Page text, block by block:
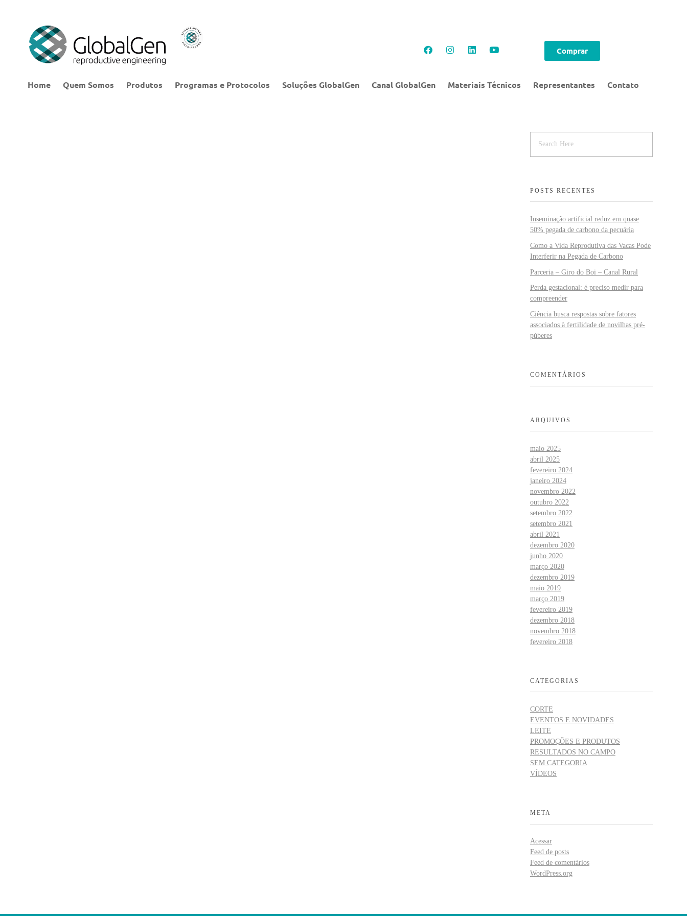
Comprar
Home Quem Somos Produtos Programas e Protocolos Soluções GlobalGen Canal GlobalGen Materiais Técnicos Representantes Contato
POSTS RECENTES
Inseminação artificial reduz em quase
50% pegada de carbono da pecuária
Como a Vida Reprodutiva das Vacas Pode
Interferir na Pegada de Carbono
Parceria – Giro do Boi – Canal Rural
Perda gestacional: é preciso medir para
compreender
Ciência busca respostas sobre fatores
associados à fertilidade de novilhas pré-
púberes
COMENTÁRIOS
ARQUIVOS
maio 2025
abril 2025
fevereiro 2024
janeiro 2024
novembro 2022
outubro 2022
setembro 2022
setembro 2021
abril 2021
dezembro 2020
junho 2020
março 2020
dezembro 2019
maio 2019
março 2019
fevereiro 2019
dezembro 2018
novembro 2018
fevereiro 2018
CATEGORIAS
CORTE
EVENTOS E NOVIDADES
LEITE
PROMOÇÕES E PRODUTOS
RESULTADOS NO CAMPO
SEM CATEGORIA
VÍDEOS
META
Acessar
Feed de posts
Feed de comentários
WordPress.org